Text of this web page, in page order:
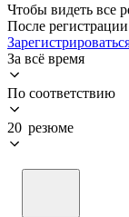
Чтобы видеть все
После
За всё время
По соответствию
20 резюме